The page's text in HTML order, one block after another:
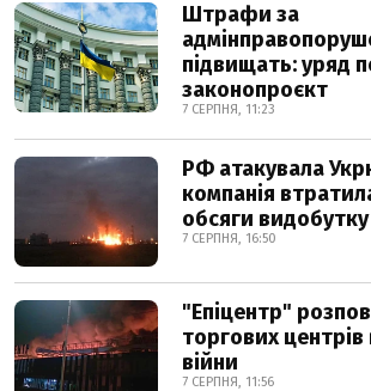
Штрафи за
підвищать: уряд
законопроєкт
7 СЕРПНЯ, 11:23
РФ атакувала
компанія
обсяги видобутку
7 СЕРПНЯ, 16:50
"Епіцентр"
торгових
війни
7 СЕРПНЯ, 11:56